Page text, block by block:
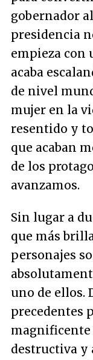
gobernador
presidencia
empieza con
acaba
de nivel
mujer en la
resentido y
que acaban
de los
avanzamos.
Sin lugar a
que más
personajes
uno de ellos.
precedentes
magnificente
destructiva y